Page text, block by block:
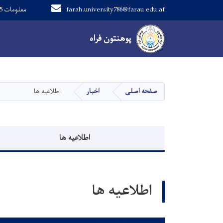
پوهنتون فراه
farah.university786@farau.edu.af 0093702124125 معلومات
Main navigation
پوهنتون فراه
صفحه اصلی اخبار اطلاعیه ها
اطلاعیه ها
اطلاعیه ها